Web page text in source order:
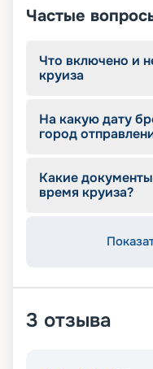
Частые
Что включено и
круиза
На какую дату
город
Какие
время круиза?
3 отзыва